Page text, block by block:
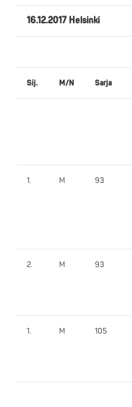
16.12.2017 Helsinki
Sij. M/N Sarja
1. M 93
2. M 93
1. M 105